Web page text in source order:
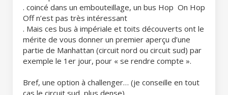
. coincé dans un embouteillage, un bus Hop On Hop
Off n’est pas très intéressant
. Mais ces bus à impériale et toits découverts ont le
mérite de vous donner un premier aperçu d’une
partie de Manhattan (circuit nord ou circuit sud) par
exemple le 1er jour, pour « se rendre compte ».
Bref, une option à challenger… (je conseille en tout